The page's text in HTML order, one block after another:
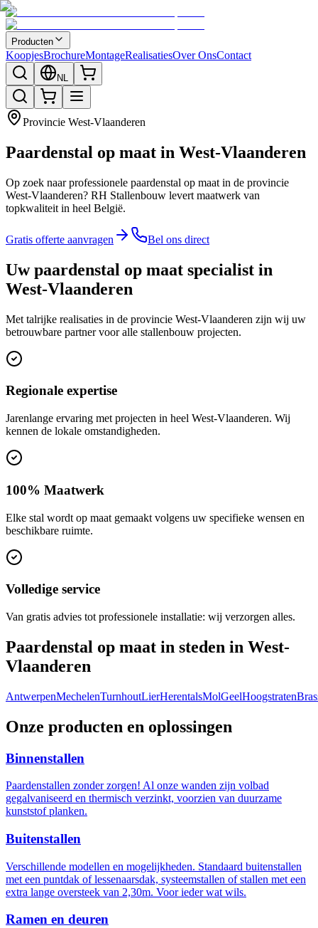
Producten
KoopjesBrochureMontageRealisatiesOver OnsContact
NL
Provincie West-Vlaanderen
Paardenstal op maat in West-Vlaanderen
Op zoek naar professionele paardenstal op maat in de provincie
West-Vlaanderen? RH Stallenbouw levert maatwerk van
topkwaliteit in heel België.
Gratis offerte aanvragen Bel ons direct
Uw paardenstal op maat specialist in
West-Vlaanderen
Met talrijke realisaties in de provincie West-Vlaanderen zijn wij uw
betrouwbare partner voor alle stallenbouw projecten.
Regionale expertise
Jarenlange ervaring met projecten in heel West-Vlaanderen. Wij
kennen de lokale omstandigheden.
100% Maatwerk
Elke stal wordt op maat gemaakt volgens uw specifieke wensen en
beschikbare ruimte.
Volledige service
Van gratis advies tot professionele installatie: wij verzorgen alles.
Paardenstal op maat in steden in West-
Vlaanderen
AntwerpenMechelenTurnhoutLierHerentalsMolGeelHoogstraten
Onze producten en oplossingen
Binnenstallen
Paardenstallen zonder zorgen! Al onze wanden zijn volbad
gegalvaniseerd en thermisch verzinkt, voorzien van duurzame
kunststof planken.
Buitenstallen
Verschillende modellen en mogelijkheden. Standaard buitenstallen
met een puntdak of lessenaarsdak, systeemstallen of stallen met een
extra lange oversteek van 2,30m. Voor ieder wat wils.
Ramen en deuren